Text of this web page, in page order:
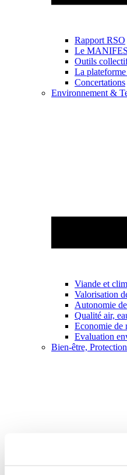
Rapport RSO
Le
Outils
La
Concertations
Environnement &
Viande et
Valorisation
Autonomie
Qualité air,
Economie de
Evaluation
Bien-être,